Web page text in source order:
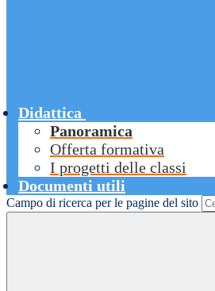
Didattica
Panoramica
Offerta formativa
I progetti delle classi
Documenti utili
Campo di ricerca per le pagine del sito